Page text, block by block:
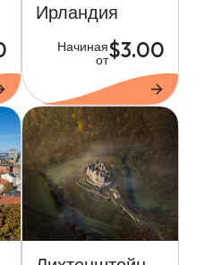
Ирландия
Начиная
от$3.00